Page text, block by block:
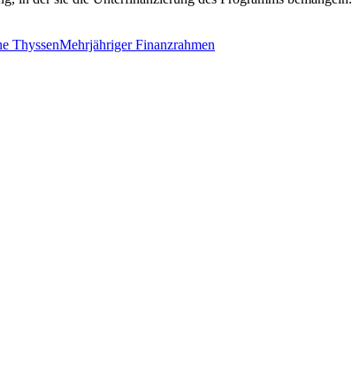
ThyssenMehrjähriger Finanzrahmen